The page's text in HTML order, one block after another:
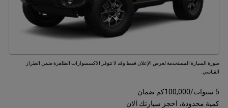
صورة السيارة المستخدمة لغرض الإعلان فقط وقد لا تتوفر الاكسسوارات الظاهرة ضمن الطراز
القياسي.
5 سنوات/100,000كم ضمان
كمية محدودة، احجز سيارتك الان